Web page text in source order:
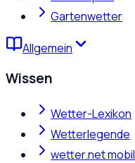
Gartenwetter
Allgemein
Wissen
Wetter-Lexikon
Wetterlegende
wetter.net mobil